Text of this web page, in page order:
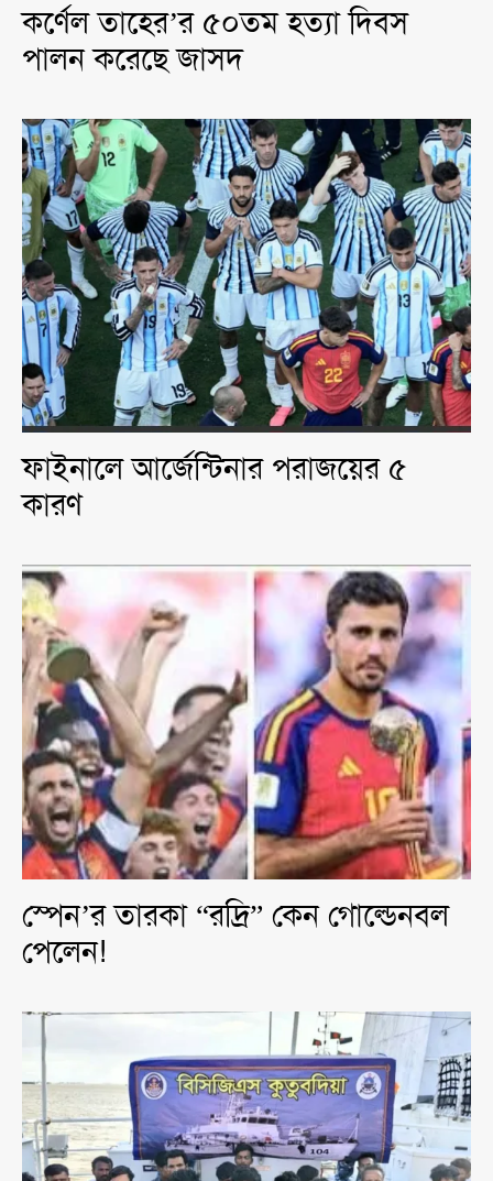
কর্ণেল তাহের’র ৫০তম হত্যা দিবস
পালন করেছে জাসদ
ফাইনালে আর্জেন্টিনার পরাজয়ের ৫
কারণ
স্পেন’র তারকা “রদ্রি” কেন গোল্ডেনবল
পেলেন!